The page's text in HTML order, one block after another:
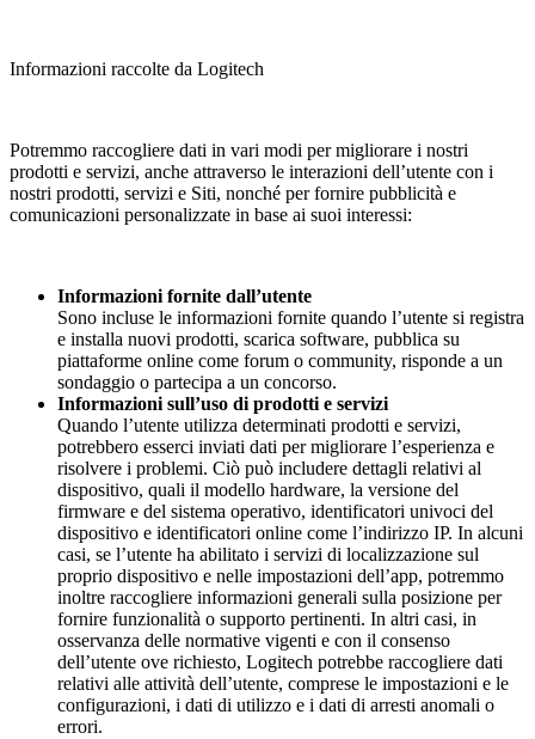
Informazioni raccolte da Logitech
Potremmo raccogliere dati in vari modi per migliorare i nostri
prodotti e servizi, anche attraverso le interazioni dell’utente con i
nostri prodotti, servizi e Siti, nonché per fornire pubblicità e
comunicazioni personalizzate in base ai suoi interessi:
Informazioni fornite dall’utente
Sono incluse le informazioni fornite quando l’utente si registra
e installa nuovi prodotti, scarica software, pubblica su
piattaforme online come forum o community, risponde a un
sondaggio o partecipa a un concorso.
Informazioni sull’uso di prodotti e servizi
Quando l’utente utilizza determinati prodotti e servizi,
potrebbero esserci inviati dati per migliorare l’esperienza e
risolvere i problemi. Ciò può includere dettagli relativi al
dispositivo, quali il modello hardware, la versione del
firmware e del sistema operativo, identificatori univoci del
dispositivo e identificatori online come l’indirizzo IP. In alcuni
casi, se l’utente ha abilitato i servizi di localizzazione sul
proprio dispositivo e nelle impostazioni dell’app, potremmo
inoltre raccogliere informazioni generali sulla posizione per
fornire funzionalità o supporto pertinenti. In altri casi, in
osservanza delle normative vigenti e con il consenso
dell’utente ove richiesto, Logitech potrebbe raccogliere dati
relativi alle attività dell’utente, comprese le impostazioni e le
configurazioni, i dati di utilizzo e i dati di arresti anomali o
errori.